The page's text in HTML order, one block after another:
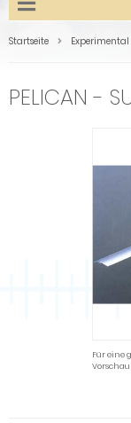
Startseite Experimental
PELICAN -
Für eine